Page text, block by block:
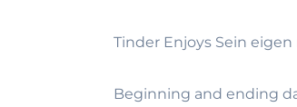
Tinder Enjoys Sein
Beginning and ending